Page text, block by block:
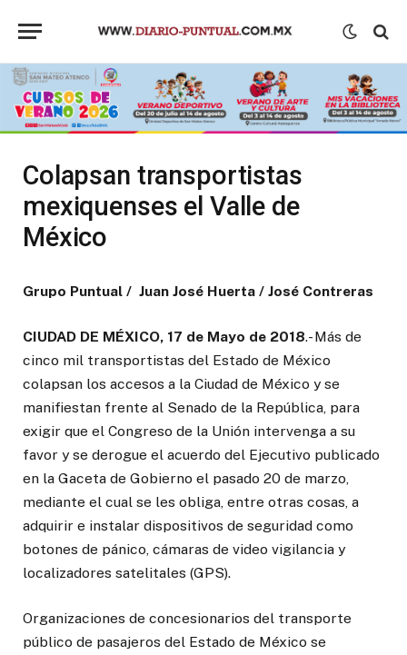
Colapsan transportistas
mexiquenses el Valle de
México
Grupo Puntual / Juan José Huerta / José Contreras
CIUDAD DE MÉXICO, 17 de Mayo de 2018.- Más de
cinco mil transportistas del Estado de México
colapsan los accesos a la Ciudad de México y se
manifiestan frente al Senado de la República, para
exigir que el Congreso de la Unión intervenga a su
favor y se derogue el acuerdo del Ejecutivo publicado
en la Gaceta de Gobierno el pasado 20 de marzo,
mediante el cual se les obliga, entre otras cosas, a
adquirir e instalar dispositivos de seguridad como
botones de pánico, cámaras de video vigilancia y
localizadores satelitales (GPS).
Organizaciones de concesionarios del transporte
público de pasajeros del Estado de México se